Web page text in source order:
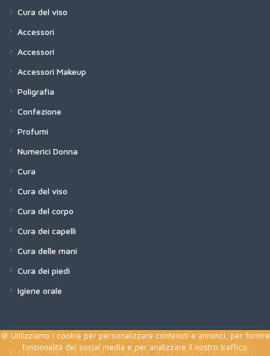
Cura del viso
Accessori
Accessori
Accessori Makeup
Poligrafia
Confezione
Profumi
Numerici Donna
Cura
Cura del viso
Cura del corpo
Cura dei capelli
Cura delle mani
Cura dei piedi
Igiene orale
© ITALIO SRL, VIA EMILIA OSPIZIO 16, 42122 REGGIO EMILIA(RE),
🍪 Utilizziamo i cookie per personalizzare contenuti e annunci, per fornire
funzionalità dei social media e per analizzare il nostro traffico.